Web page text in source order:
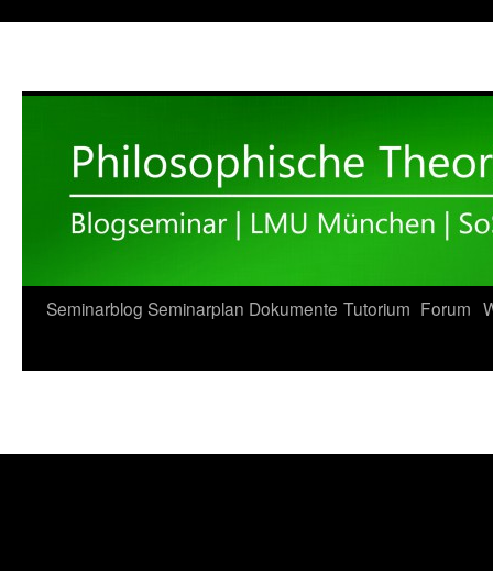
Zum
Seminarblog Seminarplan Dokumente Tutorium Forum